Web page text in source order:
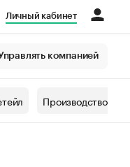
Личный кабинет
компанией
Производство